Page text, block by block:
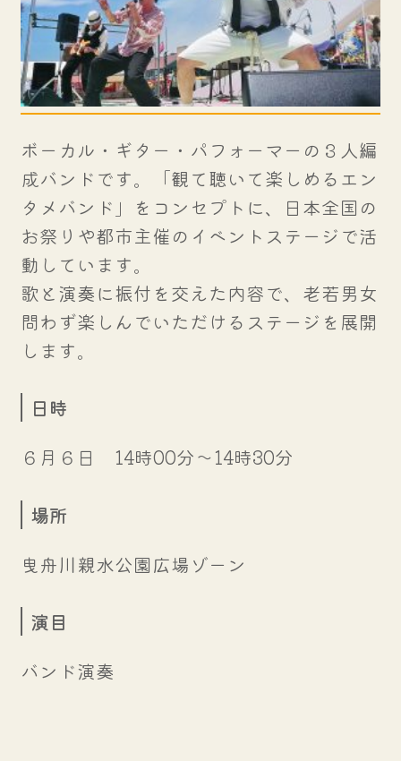
ボーカル・ギター・パフォーマーの３人編
成バンドです。「観て聴いて楽しめるエン
タメバンド」をコンセプトに、日本全国の
お祭りや都市主催のイベントステージで活
動しています。
歌と演奏に振付を交えた内容で、老若男女
問わず楽しんでいただけるステージを展開
します。
日時
６月６日 14時00分～14時30分
場所
曳舟川親水公園広場ゾーン
演目
バンド演奏